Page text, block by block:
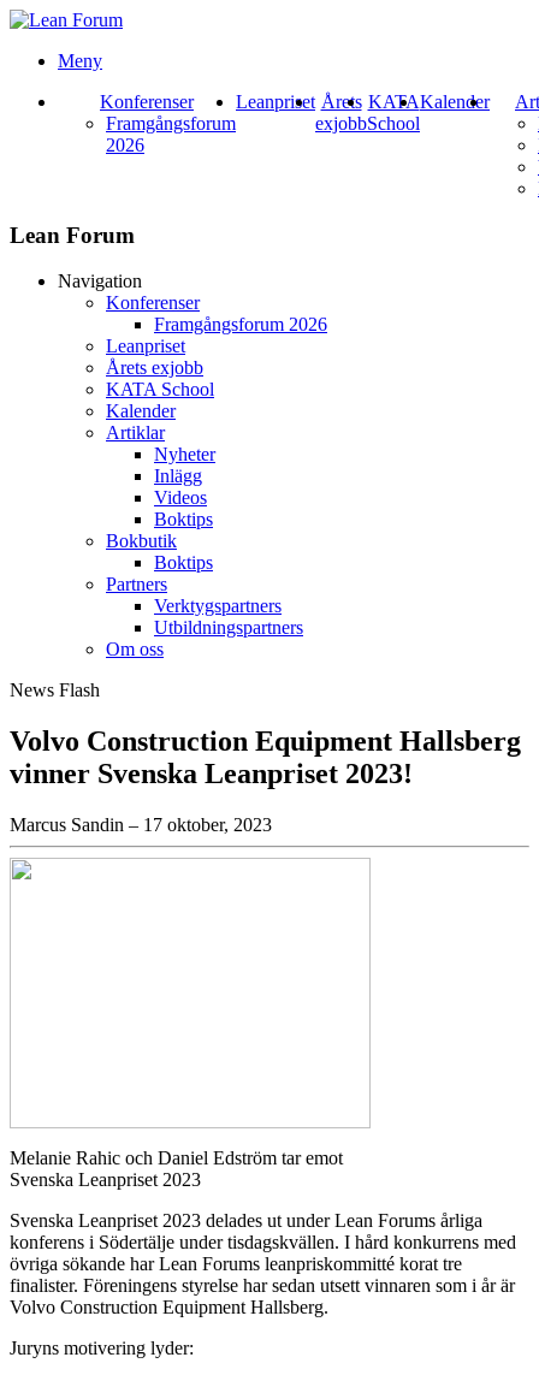
Meny
Konferenser
Framgångsforum
2026
Leanpriset Årets
exjobb
KATA
School
Kalender
Lean Forum
Navigation
Konferenser
Framgångsforum 2026
Leanpriset
Årets exjobb
KATA School
Kalender
Artiklar
Nyheter
Inlägg
Videos
Boktips
Bokbutik
Boktips
Partners
Verktygspartners
Utbildningspartners
Om oss
News Flash
Volvo Construction Equipment Hallsberg
vinner Svenska Leanpriset 2023!
Marcus Sandin – 17 oktober, 2023
Melanie Rahic och Daniel Edström tar emot
Svenska Leanpriset 2023
Svenska Leanpriset 2023 delades ut under Lean Forums årliga
konferens i Södertälje under tisdagskvällen. I hård konkurrens med
övriga sökande har Lean Forums leanpriskommitté korat tre
finalister. Föreningens styrelse har sedan utsett vinnaren som i år är
Volvo Construction Equipment Hallsberg.
Juryns motivering lyder: